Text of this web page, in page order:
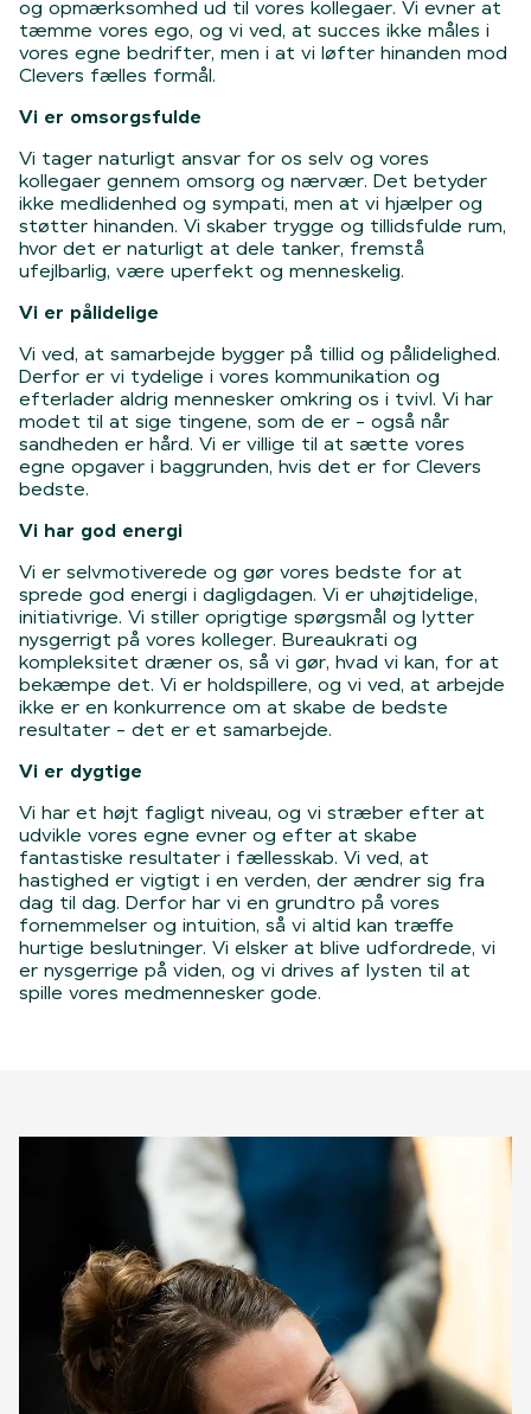
og opmærksomhed ud til vores kollegaer. Vi evner at
tæmme vores ego, og vi ved, at succes ikke måles i
vores egne bedrifter, men i at vi løfter hinanden mod
Clevers fælles formål.
Vi er omsorgsfulde
Vi tager naturligt ansvar for os selv og vores
kollegaer gennem omsorg og nærvær. Det betyder
ikke medlidenhed og sympati, men at vi hjælper og
støtter hinanden. Vi skaber trygge og tillidsfulde rum,
hvor det er naturligt at dele tanker, fremstå
ufejlbarlig, være uperfekt og menneskelig.
Vi er pålidelige
Vi ved, at samarbejde bygger på tillid og pålidelighed.
Derfor er vi tydelige i vores kommunikation og
efterlader aldrig mennesker omkring os i tvivl. Vi har
modet til at sige tingene, som de er - også når
sandheden er hård. Vi er villige til at sætte vores
egne opgaver i baggrunden, hvis det er for Clevers
bedste.
Vi har god energi
Vi er selvmotiverede og gør vores bedste for at
sprede god energi i dagligdagen. Vi er uhøjtidelige,
initiativrige. Vi stiller oprigtige spørgsmål og lytter
nysgerrigt på vores kolleger. Bureaukrati og
kompleksitet dræner os, så vi gør, hvad vi kan, for at
bekæmpe det. Vi er holdspillere, og vi ved, at arbejde
ikke er en konkurrence om at skabe de bedste
resultater - det er et samarbejde.
Vi er dygtige
Vi har et højt fagligt niveau, og vi stræber efter at
udvikle vores egne evner og efter at skabe
fantastiske resultater i fællesskab. Vi ved, at
hastighed er vigtigt i en verden, der ændrer sig fra
dag til dag. Derfor har vi en grundtro på vores
fornemmelser og intuition, så vi altid kan træffe
hurtige beslutninger. Vi elsker at blive udfordrede, vi
er nysgerrige på viden, og vi drives af lysten til at
spille vores medmennesker gode.